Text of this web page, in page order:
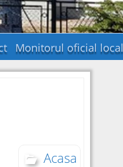
Monitorul oficial local
Statutul unității
deliberative
Acasa